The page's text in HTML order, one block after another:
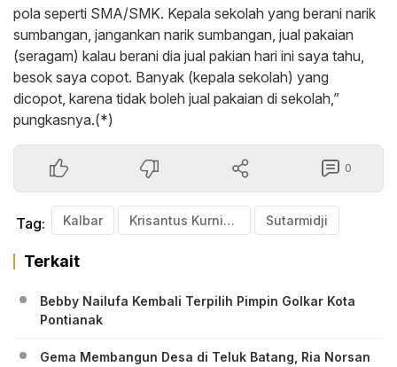
pola seperti SMA/SMK. Kepala sekolah yang berani narik
sumbangan, jangankan narik sumbangan, jual pakaian
(seragam) kalau berani dia jual pakian hari ini saya tahu,
besok saya copot. Banyak (kepala sekolah) yang
dicopot, karena tidak boleh jual pakaian di sekolah,”
pungkasnya.(*)
0
Tag: Kalbar Krisantus Kurniawan Sutarmidji
Terkait
Bebby Nailufa Kembali Terpilih Pimpin Golkar Kota
Pontianak
Gema Membangun Desa di Teluk Batang, Ria Norsan